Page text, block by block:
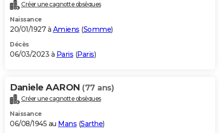
Créer une cagnotte obsèques
Naissance
20/01/1927 à Amiens (Somme)
Décès
06/03/2023 à Paris (Paris)
Daniele AARON (77 ans)
Créer une cagnotte obsèques
Naissance
06/08/1945 au Mans (Sarthe)